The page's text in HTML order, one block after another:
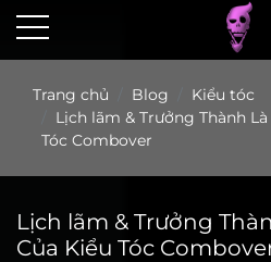
Trang chủ Blog
Kiểu tóc
Lịch lãm & Trưởng Thành
Tóc Combover
Lịch lãm & Trưởng
Của Kiểu Tóc